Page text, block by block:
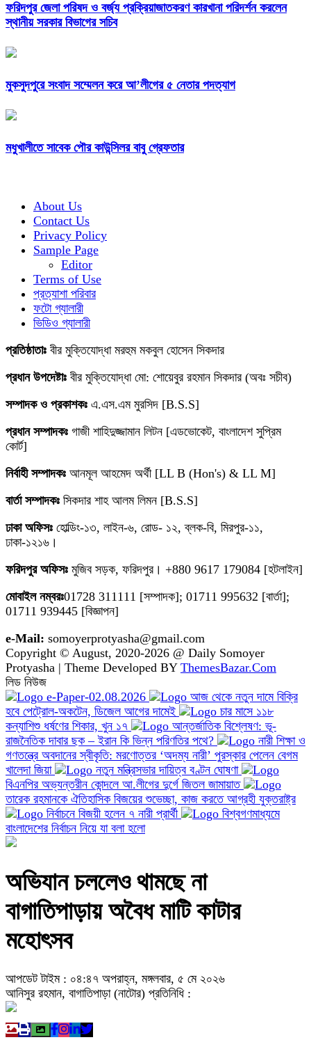
ফরিদপুর জেলা পরিষদ ও বর্জ্য প্রক্রিয়াজাতকরণ কারখানা পরিদর্শন করলেন
স্থানীয় সরকার বিভাগের সচিব
মুকসুদপুরে সংবাদ সম্মেলন করে আ’লীগের ৫ নেতার পদত্যাগ
মধুখালীতে সাবেক পৌর কাউন্সিলর বাবু গ্রেফতার
About Us
Contact Us
Privacy Policy
Sample Page
Editor
Terms of Use
প্রত্যাশা পরিবার
ফটো গ্যালারী
ভিডিও গ্যালারী
প্রতিষ্ঠাতাঃ বীর মুক্তিযোদ্ধা মরহুম মকবুল হোসেন সিকদার
প্রধান উপদেষ্টাঃ বীর মুক্তিযোদ্ধা মো: শোয়েবুর রহমান সিকদার (অবঃ সচীব)
সম্পাদক ও প্রকাশকঃ এ.এস.এম মুরসিদ [B.S.S]
প্রধান সম্পাদকঃ গাজী শাহিদুজ্জামান লিটন [এডভোকেট, বাংলাদেশ সুপ্রিম
কোর্ট]
নির্বাহী সম্পাদকঃ আনমূল আহমেদ অর্থী [LL B (Hon's) & LL M]
বার্তা সম্পাদকঃ সিকদার শাহ আলম লিমন [B.S.S]
ঢাকা অফিসঃ হোল্ডিং-১৩, লাইন-৬, রোড- ১২, ব্লক-বি, মিরপুর-১১,
ঢাকা-১২১৬।
ফরিদপুর অফিসঃ মুজিব সড়ক, ফরিদপুর। +880 9617 179084 [হটলাইন]
মোবাইল নম্বরঃ01728 311111 [সম্পাদক]; 01711 995632 [বার্তা];
01711 939445 [বিজ্ঞাপন]
e-Mail: somoyerprotyasha@gmail.com
Copyright © August, 2020-2026 @ Daily Somoyer
Protyasha | Theme Developed BY ThemesBazar.Com
লিড নিউজ
e-Paper-02.08.2026
আজ থেকে নতুন দামে বিক্রি
হবে পেট্রোল-অকটেন, ডিজেল আগের দামেই
চার মাসে ১১৮
কন্যাশিশু ধর্ষণের শিকার, খুন ১৭
আন্তর্জাতিক বিশ্লেষণ: ভূ-
রাজনৈতিক দাবার ছক – ইরান কি ভিন্ন পরিণতির পথে?
নারী শিক্ষা ও
গণতন্ত্রে অবদানের স্বীকৃতি: মরণোত্তর ‘অদম্য নারী’ পুরস্কার পেলেন বেগম
খালেদা জিয়া
নতুন মন্ত্রিসভার দায়িত্ব বণ্টন ঘোষণা
বিএনপির অভ্যন্তরীন কোন্দলে আ.লীগের দুর্গে জিতল জামায়াত
তারেক রহমানকে ঐতিহাসিক বিজয়ের শুভেচ্ছা, কাজ করতে আগ্রহী যুক্তরাষ্ট্র
নির্বাচনে বিজয়ী হলেন ৭ নারী প্রার্থী
বিশ্বগণমাধ্যমে
বাংলাদেশের নির্বাচন নিয়ে যা বলা হলো
অভিযান চললেও থামছে না
বাগাতিপাড়ায় অবৈধ মাটি কাটার
মহোৎসব
আপডেট টাইম : ০৪:৪৭ অপরাহ্ন, মঙ্গলবার, ৫ মে ২০২৬
আনিসুর রহমান, বাগাতিপাড়া (নাটোর) প্রতিনিধি :